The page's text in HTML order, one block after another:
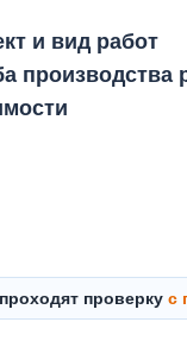
и вид работ
производства
проверкус